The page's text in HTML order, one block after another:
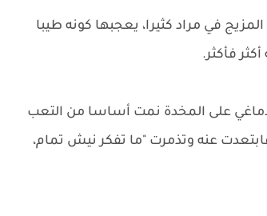
في مراد كثيرا، يعجبها كونه طيبا
فأكثر.
دماغي على المخدة نمت أساسا من التعب
عنه وتذمرت "ما تفكر نيش تمام،